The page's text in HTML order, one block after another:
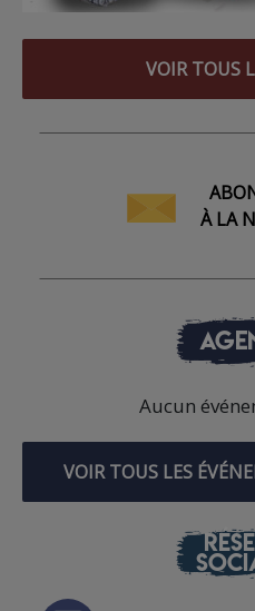
VOIR TOUS
À LA
Aucun
VOIR TOUS LES